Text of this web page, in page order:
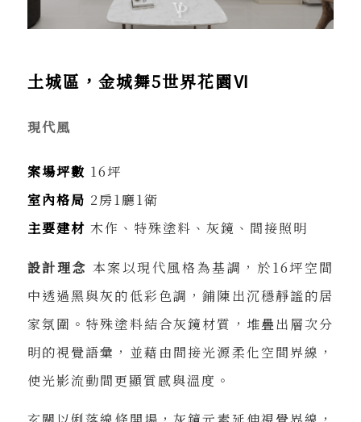
土城區，金城舞5世界花園Ⅵ
現代風
案場坪數 16坪
室內格局 2房1廳1衛
主要建材 木作、特殊塗料、灰鏡、間接照明
設計理念 本案以現代風格為基調，於16坪空間
中透過黑與灰的低彩色調，鋪陳出沉穩靜謐的居
家氛圍。特殊塗料結合灰鏡材質，堆疊出層次分
明的視覺語彙，並藉由間接光源柔化空間界線，
使光影流動間更顯質感與溫度。